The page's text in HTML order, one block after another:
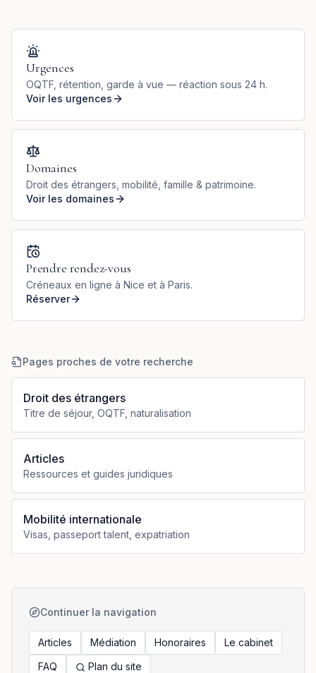
Urgences
OQTF, rétention, garde à vue — réaction sous 24 h.
Voir les urgences
Domaines
Droit des étrangers, mobilité, famille & patrimoine.
Voir les domaines
Prendre rendez-vous
Créneaux en ligne à Nice et à Paris.
Réserver
Pages proches de votre recherche
Droit des étrangers
Titre de séjour, OQTF, naturalisation
Articles
Ressources et guides juridiques
Mobilité internationale
Visas, passeport talent, expatriation
Continuer la navigation
Articles Médiation Honoraires
Le cabinet
FAQ
Plan du site